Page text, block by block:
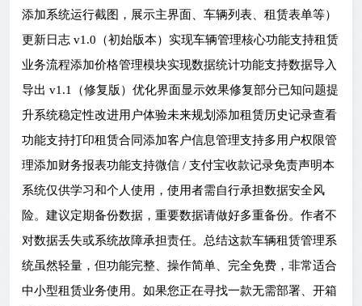
添加系统运行截图，展示主界面、车辆列表、租赁表单等）
更新日志 v1.0（初始版本）实现车辆管理核心功能支持租赁
业务流程添加价格管理模块实现数据统计功能支持数据导入
导出 v1.1（修复版）优化界面显示效果修复部分已知问题提
升系统稳定性改进用户体验未来规划添加租赁历史记录查看
功能支持打印租赁合同添加客户信息管理支持多用户权限管
理添加财务报表功能支持微信 / 支付宝收款记录免责声明本
系统仅供学习和个人使用，使用者需自行承担数据安全风
险。建议定期备份数据，重要数据请做好多重备份。作者不
对数据丢失或系统故障承担责任。总结这款车辆租赁管理系
统虽然轻量，但功能完整、操作简单、完全免费，非常适合
中小型租赁业务使用。如果您正在寻找一款无需部署、开箱